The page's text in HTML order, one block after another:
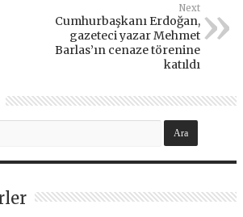
Next
Cumhurbaşkanı Erdoğan,
gazeteci yazar Mehmet
Barlas’ın cenaze törenine
katıldı